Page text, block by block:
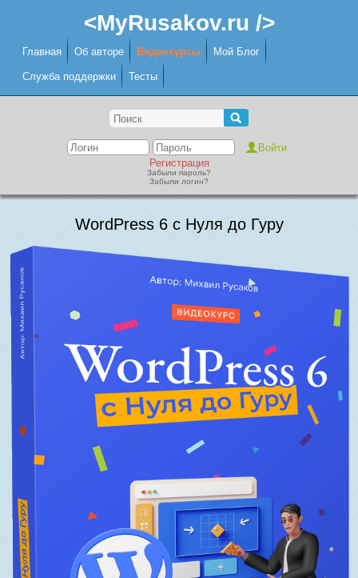
<MyRusakov.ru />
Главная Об авторе Видеокурсы Мой Блог
Служба поддержки Тесты
Регистрация
Забыли пароль?
Забыли логин?
WordPress 6 с Нуля до Гуру